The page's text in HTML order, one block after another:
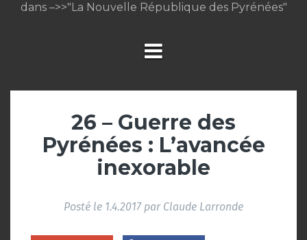
dans –>>"La Nouvelle République des Pyrénées"
26 – Guerre des
Pyrénées : L’avancée
inexorable
Posté le 1.4.2017par Claude Larronde